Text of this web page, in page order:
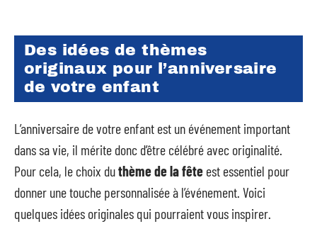
Des idées de thèmes
originaux pour l’anniversaire
de votre enfant
L’anniversaire de votre enfant est un événement important
dans sa vie, il mérite donc d’être célébré avec originalité.
Pour cela, le choix duthème de la fête est essentiel pour
donner une touche personnalisée à l’événement. Voici
quelques idées originales qui pourraient vous inspirer.